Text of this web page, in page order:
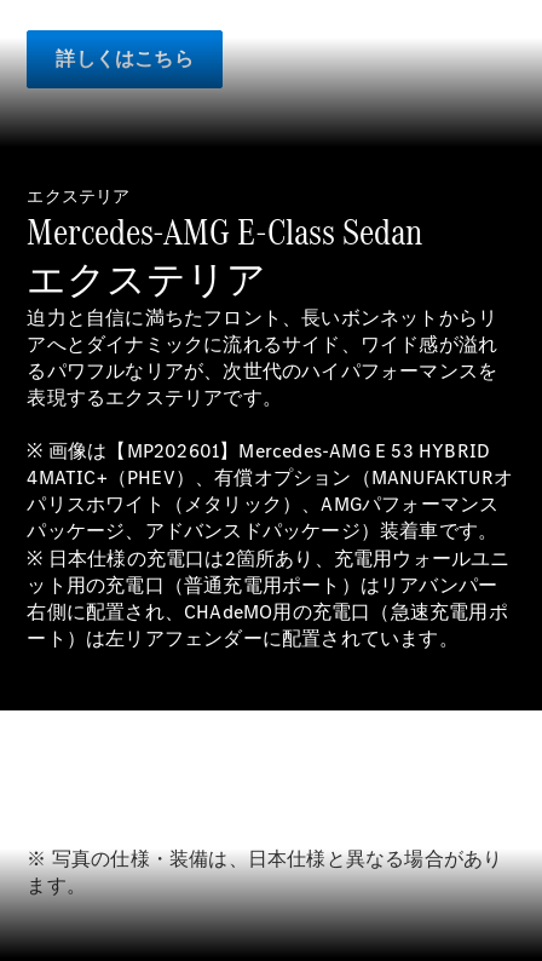
ム
SUV
All SUV
EQA
電気
EQE
SUV
EQS
SUV
電気
Mercedes-
EQS SUV
GLA
GLB
GLC
GLC Coupé
GLE
GLE Coupé
GLS
Mercedes-
スト
オンライン
ショールー
ム
詳しくはこちら
エクステリア
Mercedes-AMG E-Class Sedan
エクステリア
迫力と自信に満ちたフロント、長いボンネットからリ
アへとダイナミックに流れるサイド、ワイド感が溢れ
るパワフルなリアが、次世代のハイパフォーマンスを
表現するエクステリアです。
※ 画像は【MP202601】Mercedes-AMG E 53 HYBRID
4MATIC+（PHEV）、有償オプション（MANUFAKTURオ
パリスホワイト（メタリック）、AMGパフォーマンス
パッケージ、アドバンスドパッケージ）装着車です。
※ 日本仕様の充電口は2箇所あり、充電用ウォールユニ
ット用の充電口（普通充電用ポート）はリアバンパー
右側に配置され、CHAdeMO用の充電口（急速充電用ポ
ート）は左リアフェンダーに配置されています。
※ 写真の仕様・装備は、日本仕様と異なる場合があり
ます。